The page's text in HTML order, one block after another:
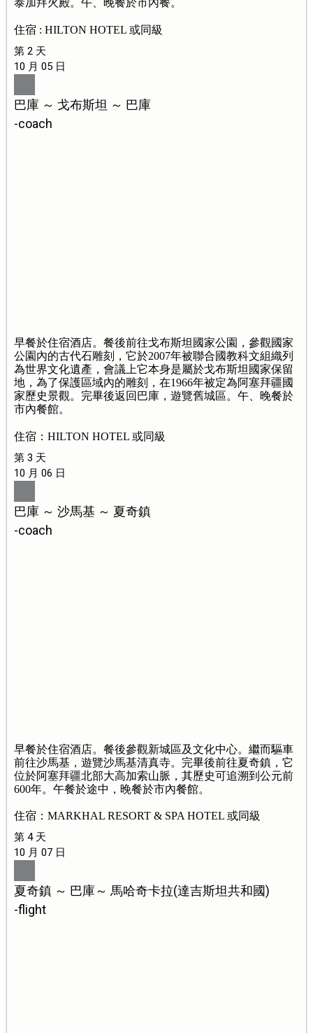
住宿 : HILTON HOTEL 或同級
第 2 天
10 月 05 日
巴庫 ～ 戈布斯坦 ～ 巴庫
-coach
早餐於住宿酒店。餐後前往戈布斯坦國家公園，參觀國家
公園內的古代石雕刻，它於2007年被聯合國教科文組織列
為世界文化遺產，會議上它本身是屬於戈布斯坦國家保留
地，為了保護區域內的雕刻，在1966年被定為阿塞拜疆國
家歷史景觀。完畢後返回巴庫，遊覽舊城區。午、晚餐於
市內餐館。
住宿：HILTON HOTEL 或同級
第 3 天
10 月 06 日
巴庫 ～ 沙馬基 ～ 夏奇鎮
-coach
早餐於住宿酒店。餐後參觀新城區及文化中心。繼而驅車
前往沙馬基，遊覽沙馬基清真寺。完畢後前往夏奇鎮，它
位於阿塞拜疆北部大高加索山脈，其歷史可追溯到公元前
600年。午餐於途中，晚餐於市內餐館。
住宿：MARKHAL RESORT & SPA HOTEL 或同級
第 4 天
10 月 07 日
夏奇鎮 ～ 巴庫～ 馬哈奇卡拉(達吉斯坦共和國)
-flight